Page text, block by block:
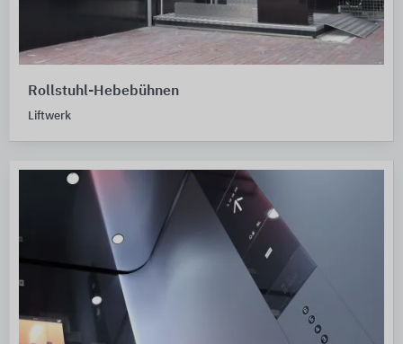
Rollstuhl-Hebebühnen
Liftwerk